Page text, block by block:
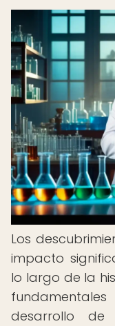
Los
impacto
lo largo de la
desarrollo